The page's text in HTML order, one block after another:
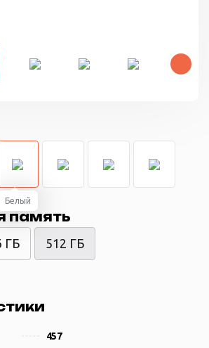
Белый
память
ГБ 512 ГБ
457